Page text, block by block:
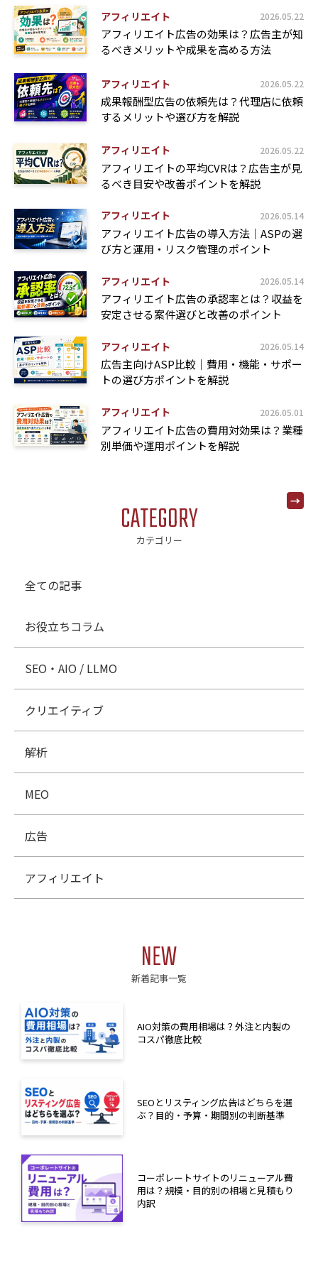
アフィリエイト 2026.05.22
アフィリエイト広告の効果は？広告主が知
るべきメリットや成果を高める方法
アフィリエイト 2026.05.22
成果報酬型広告の依頼先は？代理店に依頼
するメリットや選び方を解説
アフィリエイト 2026.05.22
アフィリエイトの平均CVRは？広告主が見
るべき目安や改善ポイントを解説
アフィリエイト 2026.05.14
アフィリエイト広告の導入方法｜ASPの選
び方と運用・リスク管理のポイント
アフィリエイト 2026.05.14
アフィリエイト広告の承認率とは？収益を
安定させる案件選びと改善のポイント
アフィリエイト 2026.05.14
広告主向けASP比較｜費用・機能・サポー
トの選び方ポイントを解説
アフィリエイト 2026.05.01
アフィリエイト広告の費用対効果は？業種
別単価や運用ポイントを解説
CATEGORY
カテゴリー
全ての記事
お役立ちコラム
SEO・AIO / LLMO
クリエイティブ
解析
MEO
広告
アフィリエイト
NEW
新着記事一覧
AIO対策の費用相場は？外注と内製の
コスパ徹底比較
SEOとリスティング広告はどちらを選
ぶ？目的・予算・期間別の判断基準
コーポレートサイトのリニューアル費
用は？規模・目的別の相場と見積もり
内訳